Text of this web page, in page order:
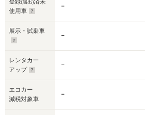
登録(届出)済未
使用車
－
展示・試乗車
－
レンタカー
アップ
－
エコカー
減税対象車
－